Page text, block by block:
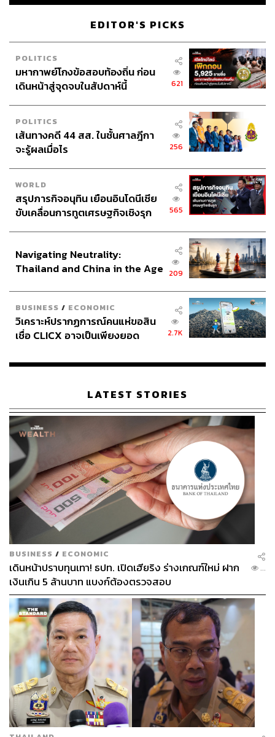
EDITOR'S PICKS
POLITICS
มหากาพย์โกงข้อสอบท้องถิ่น ก่อน
เดินหน้าสู่จุดจบในสัปดาห์นี้
621
POLITICS
เส้นทางคดี 44 สส. ในชั้นศาลฎีกา
จะรู้ผลเมื่อไร
256
WORLD
สรุปภารกิจอนุทิน เยือนอินโดนีเซีย
ขับเคลื่อนการทูตเศรษฐกิจเชิงรุก
565
Navigating Neutrality:
Thailand and China in the Age
209
BUSINESS / ECONOMIC
วิเคราะห์ปรากฏการณ์คนแห่ขอสิน
เชื่อ CLICX อาจเป็นเพียงยอด
เรือนไทยที่ถูกซุกไว้
2.7K
LATEST STORIES
BUSINESS / ECONOMIC
เดินหน้าปราบทุนเทา! ธปท. เปิดเฮียริง ร่างเกณฑ์ใหม่ ฝาก
เงินเกิน 5 ล้านบาท แบงก์ต้องตรวจสอบ
...